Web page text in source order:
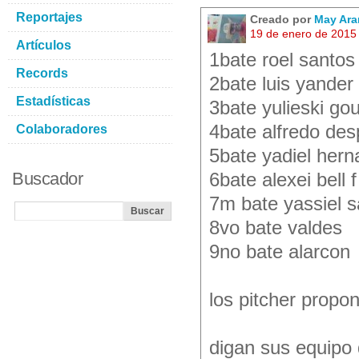
Creado por May
19 de enero de
1bate roel
2bate luis
3bate yulieski
4bate alfredo
5bate yadiel
6bate alexei bell f
7m bate yassiel
8vo bate valdes
9no bate alarcon
los pitcher
digan sus
Reportajes
Artículos
Records
Estadísticas
Colaboradores
Buscador